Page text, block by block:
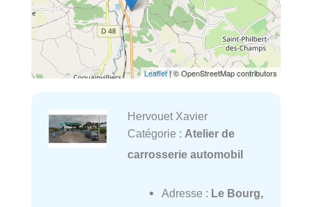
Leaflet| © OpenStreetMap contributors
Hervouet Xavier
Catégorie : Atelier de
carrosserie automobil
Adresse : Le Bourg,